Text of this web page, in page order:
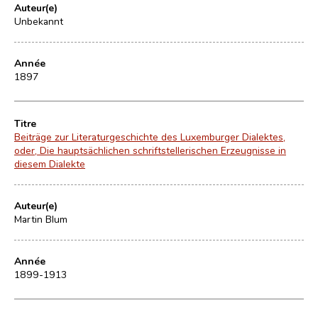
Auteur(e)
Unbekannt
Année
1897
Titre
Beiträge zur Literaturgeschichte des Luxemburger Dialektes,
oder, Die hauptsächlichen schriftstellerischen Erzeugnisse in
diesem Dialekte
Auteur(e)
Martin Blum
Année
1899-1913